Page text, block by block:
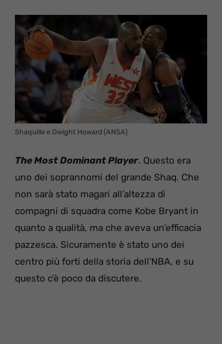
Shaquille e Dwight Howard (ANSA)
The Most Dominant Player. Questo era
uno dei soprannomi del grande Shaq. Che
non sarà stato magari all’altezza di
compagni di squadra come Kobe Bryant in
quanto a qualità, ma che aveva un’efficacia
pazzesca. Sicuramente è stato uno dei
centro più forti della storia dell’NBA, e su
questo c’è poco da discutere.